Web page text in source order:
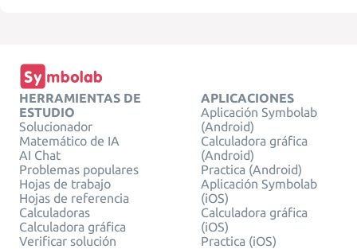
HERRAMIENTAS DE
ESTUDIO
Solucionador
Matemático de IA
AI Chat
Problemas populares
Hojas de trabajo
Hojas de referencia
Calculadoras
Calculadora gráfica
Verificar solución
APLICACIONES
Aplicación Symbolab
(Android)
Calculadora gráfica
(Android)
Practica (Android)
Aplicación Symbolab
(iOS)
Calculadora gráfica
(iOS)
Practica (iOS)